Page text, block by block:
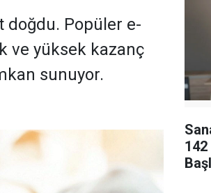
doğdu. Popüler e-
ve yüksek kazanç
sunuyor.